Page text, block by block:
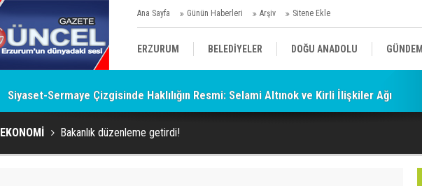
Ana Sayfa Günün Haberleri Arşiv Sitene Ekle
ERZURUM BELEDİYELER DOĞU ANADOLU GÜNDEM
SİYASET AFAD/ SAVAŞ SPOR
KÜLTÜR/SANAT//MAĞAZİN
Siyaset-Sermaye Çizgisinde Haklılığın Resmi: Selami Altınok ve Kirli İlişkiler Ağı
EKONOMİ Bakanlık düzenleme getirdi!